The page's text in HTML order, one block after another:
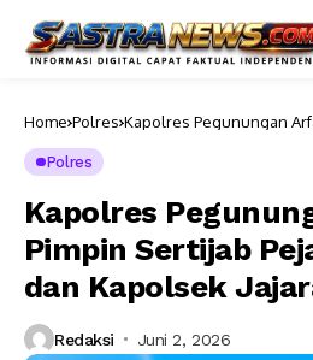
Home Polres Kapolres Pegunungan
Polres
Kapolres
Pimpin Sertijab
dan Kapolsek
Redaksi Juni 2, 2026